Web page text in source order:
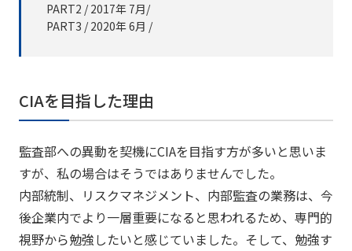
PART2 / 2017年 7月/
PART3 / 2020年 6月 /
CIAを目指した理由
監査部への異動を契機にCIAを目指す方が多いと思いま
すが、私の場合はそうではありませんでした。
内部統制、リスクマネジメント、内部監査の業務は、今
後企業内でより一層重要になると思われるため、専門的
視野から勉強したいと感じていました。そして、勉強す